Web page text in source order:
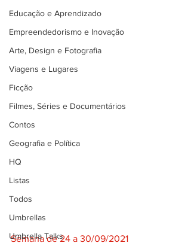
Educação e Aprendizado
Empreendedorismo e Inovação
Arte, Design e Fotografia
Viagens e Lugares
Ficção
Filmes, Séries e Documentários
Contos
Geografia e Política
HQ
Listas
Todos
Umbrellas
Umbrella Talks
Semana de 24 a 30/09/2021